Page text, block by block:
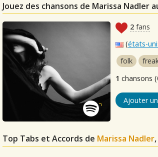
Jouez des chansons de Marissa Nadler
2 fans
(états-
folk
1 chansons
Ajouter
Top Tabs et Accords de Marissa Nadler